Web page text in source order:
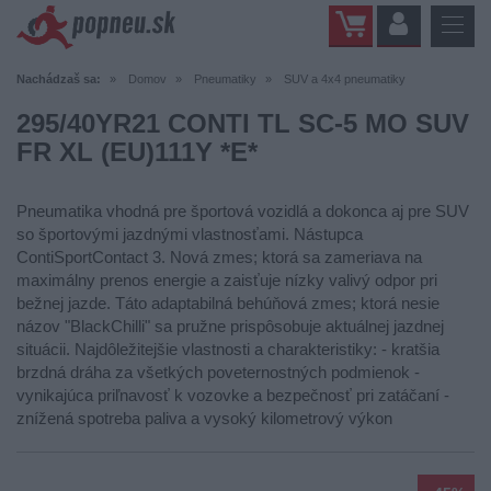
Nachádzaš sa: Domov Pneumatiky SUV a 4x4 pneumatiky
295/40YR21 CONTI TL SC-5 MO SUV
FR XL (EU)111Y *E*
Pneumatika vhodná pre športová vozidlá a dokonca aj pre SUV
so športovými jazdnými vlastnosťami. Nástupca
ContiSportContact 3. Nová zmes; ktorá sa zameriava na
maximálny prenos energie a zaisťuje nízky valivý odpor pri
bežnej jazde. Táto adaptabilná behúňová zmes; ktorá nesie
názov "BlackChilli" sa pružne prispôsobuje aktuálnej jazdnej
situácii. Najdôležitejšie vlastnosti a charakteristiky: - kratšia
brzdná dráha za všetkých poveternostných podmienok -
vynikajúca priľnavosť k vozovke a bezpečnosť pri zatáčaní -
znížená spotreba paliva a vysoký kilometrový výkon